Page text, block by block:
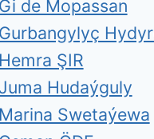
Gi de Mopassan
Gurbangylyç
Hemra ŞIR
Juma Hudaýguly
Marina Swetaýewa